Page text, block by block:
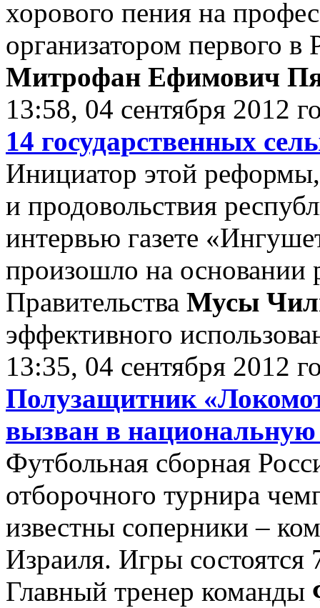
хорового пения на
организатором первого в
Митрофан Ефимович
13:58, 04 сентября 2012
14 государственных
Инициатор этой
и продовольствия
интервью газете
произошло на основании
Правительства Мусы
эффективного
13:35, 04 сентября 2012
Полузащитник
вызван в
Футбольная сборная
отборочного турнира
известны соперники –
Израиля. Игры состоятся
Главный тренер команды